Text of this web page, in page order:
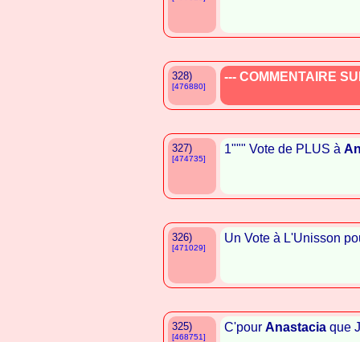
328)
[476880]
--- COMMENTAIRE
327)
[474735]
1""" Vote de PLUS à
326)
[471029]
Un Vote à L'Unisson
325)
[468751]
C'pour Anastacia que